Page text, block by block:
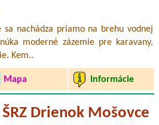
sa nachádza priamo na brehu vodnej
moderné zázemie pre karavany,
Kem..
Mapa Informácie
ŠRZ Drienok Mošovce